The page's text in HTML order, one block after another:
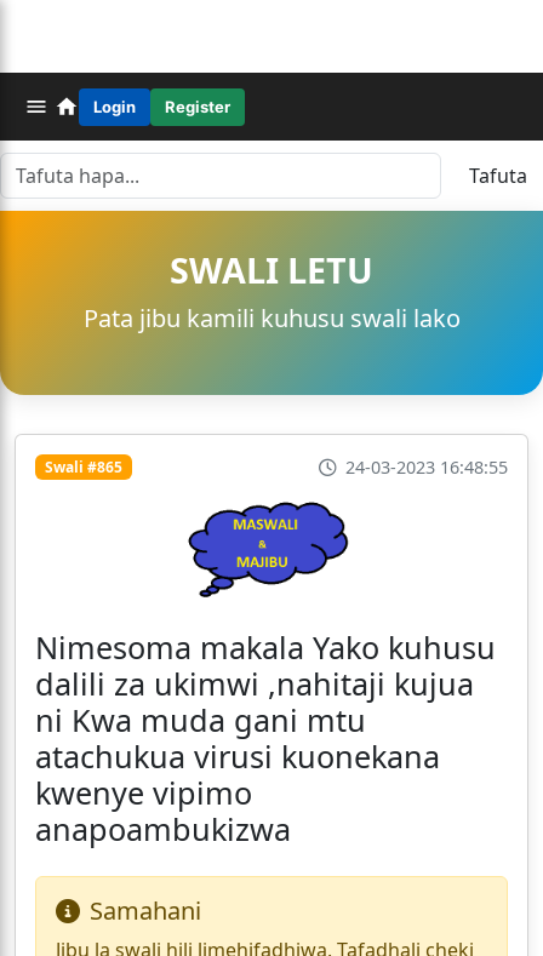
Login Register
Tafuta
SWALI LETU
Pata jibu kamili kuhusu swali lako
Swali #865 24-03-2023 16:48:55
Nimesoma makala Yako kuhusu
dalili za ukimwi ,nahitaji kujua
ni Kwa muda gani mtu
atachukua virusi kuonekana
kwenye vipimo
anapoambukizwa
Samahani
Jibu la swali hili limehifadhiwa. Tafadhali cheki